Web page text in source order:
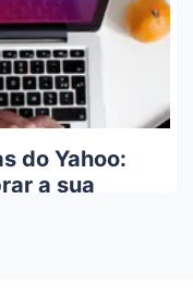
do Yahoo:
a sua